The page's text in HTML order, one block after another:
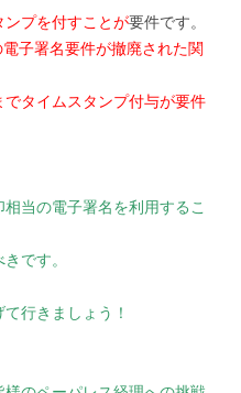
プを付すことが要件です。
子署名要件が撤廃された関
タイムスタンプ付与が要件
当の電子署名を利用するこ
です。
行きましょう！